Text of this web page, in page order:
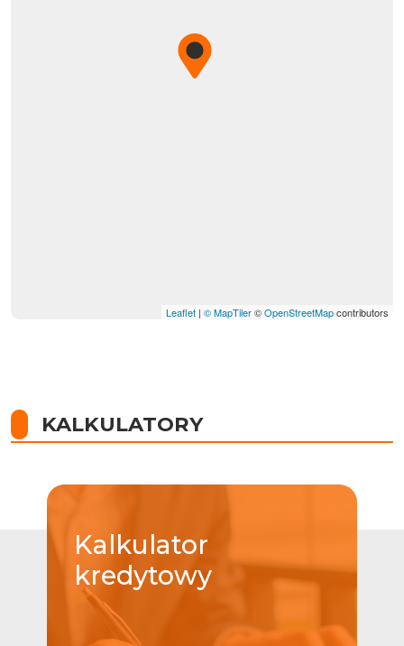
Leaflet | © MapTiler©OpenStreetMapcontributors
KALKULATORY
Kalkulator
kredytowy